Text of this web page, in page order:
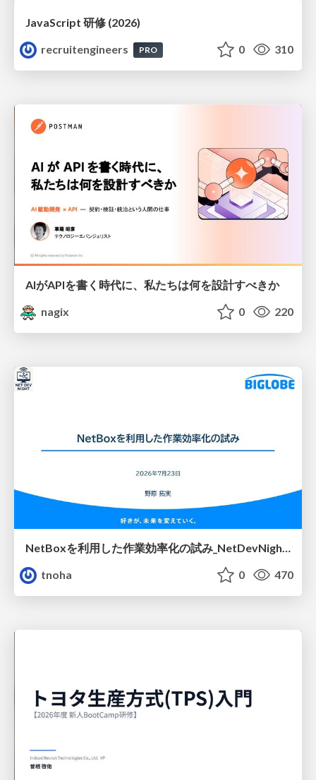
JavaScript 研修 (2026)
recruitengineers
PRO 0 310
AIがAPIを書く時代に、私たちは何を設計すべきか
nagix
0 220
tnoha
0 470